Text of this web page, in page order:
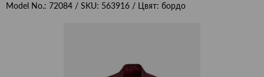
Model No.: 72084 / SKU: 563916 / Цвят: бордо